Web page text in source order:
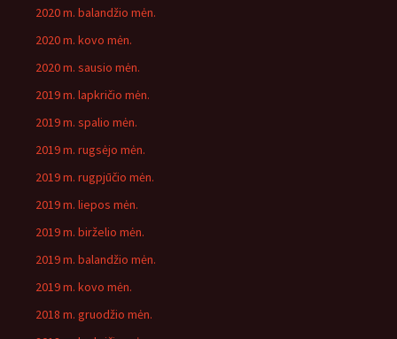
2020 m. balandžio mėn.
2020 m. kovo mėn.
2020 m. sausio mėn.
2019 m. lapkričio mėn.
2019 m. spalio mėn.
2019 m. rugsėjo mėn.
2019 m. rugpjūčio mėn.
2019 m. liepos mėn.
2019 m. birželio mėn.
2019 m. balandžio mėn.
2019 m. kovo mėn.
2018 m. gruodžio mėn.